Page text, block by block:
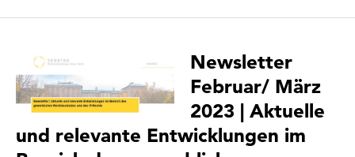
Newsletter
Februar/ März
2023 | Aktuelle
und relevante Entwicklungen im